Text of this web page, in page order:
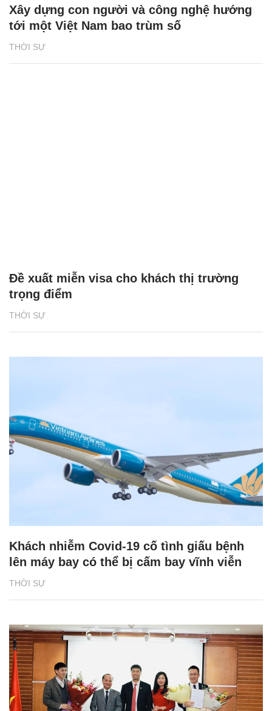
THỜI SỰ
Xây dựng con người và công nghệ hướng
tới một Việt Nam bao trùm số
THỜI SỰ
Đề xuất miễn visa cho khách thị trường
trọng điểm
THỜI SỰ
Khách nhiễm Covid-19 cố tình giấu bệnh
lên máy bay có thể bị cấm bay vĩnh viễn